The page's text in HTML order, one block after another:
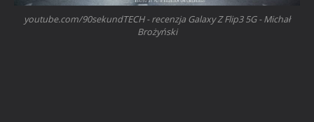
youtube.com/90sekundTECH - recenzja Galaxy Z Flip3 5G - Michał
Brożyński